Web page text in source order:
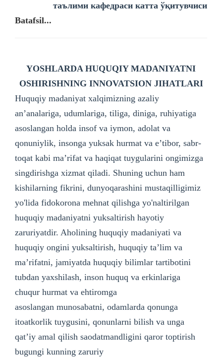
таълими кафедраси катта ўқитувчиси
Batafsil...
YOSHLARDA HUQUQIY MADANIYATNI
OSHIRISHNING INNOVATSION JIHATLARI
Huquqiy madaniyat xalqimizning azaliy
an’analariga, udumlariga, tiliga, diniga, ruhiyatiga
asoslangan holda insof va iymon, adolat va
qonuniylik, insonga yuksak hurmat va e’tibor, sabr-
toqat kabi ma’rifat va haqiqat tuygularini ongimizga
singdirishga xizmat qiladi. Shuning uchun ham
kishilarning fikrini, dunyoqarashini mustaqilligimiz
yo'lida fidokorona mehnat qilishga yo'naltirilgan
huquqiy madaniyatni yuksaltirish hayotiy
zaruriyatdir. Aholining huquqiy madaniyati va
huquqiy ongini yuksaltirish, huquqiy ta’lim va
ma’rifatni, jamiyatda huquqiy bilimlar tartibotini
tubdan yaxshilash, inson huquq va erkinlariga
chuqur hurmat va ehtiromga
asoslangan munosabatni, odamlarda qonunga
itoatkorlik tuygusini, qonunlarni bilish va unga
qat’iy amal qilish saodatmandligini qaror toptirish
bugungi kunning zaruriy